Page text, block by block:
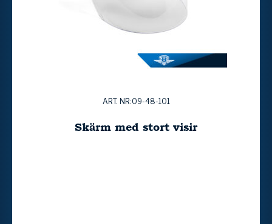
ART. NR:09-48-101
Skärm med stort visir